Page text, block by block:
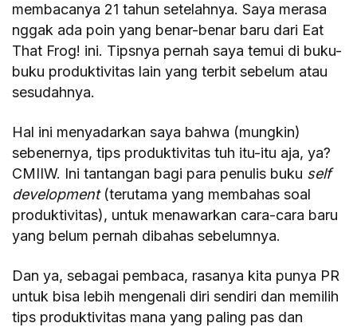
membacanya 21 tahun setelahnya. Saya merasa
nggak ada poin yang benar-benar baru dari Eat
That Frog! ini. Tipsnya pernah saya temui di buku-
buku produktivitas lain yang terbit sebelum atau
sesudahnya.
Hal ini menyadarkan saya bahwa (mungkin)
sebenernya, tips produktivitas tuh itu-itu aja, ya?
CMIIW. Ini tantangan bagi para penulis buku self
development(terutama yang membahas soal
produktivitas), untuk menawarkan cara-cara baru
yang belum pernah dibahas sebelumnya.
Dan ya, sebagai pembaca, rasanya kita punya PR
untuk bisa lebih mengenali diri sendiri dan memilih
tips produktivitas mana yang paling pas dan